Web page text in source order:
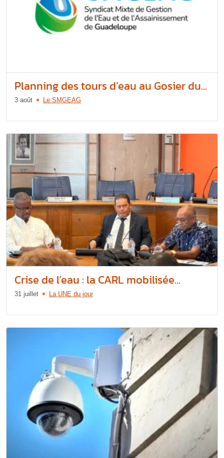
Planning des tours d’eau au Gosier du...
3 août Le SMGEAG
Crise de l’eau : la CARL mobilisée...
31 juillet La UNE du jour